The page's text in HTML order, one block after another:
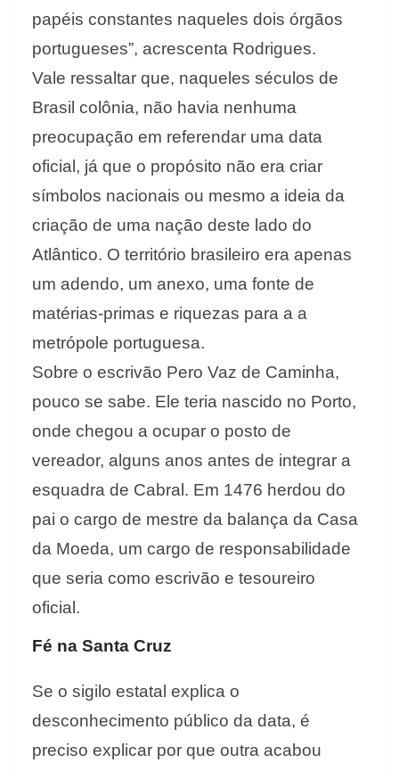
papéis constantes naqueles dois órgãos
portugueses”, acrescenta Rodrigues.
Vale ressaltar que, naqueles séculos de
Brasil colônia, não havia nenhuma
preocupação em referendar uma data
oficial, já que o propósito não era criar
símbolos nacionais ou mesmo a ideia da
criação de uma nação deste lado do
Atlântico. O território brasileiro era apenas
um adendo, um anexo, uma fonte de
matérias-primas e riquezas para a a
metrópole portuguesa.
Sobre o escrivão Pero Vaz de Caminha,
pouco se sabe. Ele teria nascido no Porto,
onde chegou a ocupar o posto de
vereador, alguns anos antes de integrar a
esquadra de Cabral. Em 1476 herdou do
pai o cargo de mestre da balança da Casa
da Moeda, um cargo de responsabilidade
que seria como escrivão e tesoureiro
oficial.
Fé na Santa Cruz
Se o sigilo estatal explica o
desconhecimento público da data, é
preciso explicar por que outra acabou